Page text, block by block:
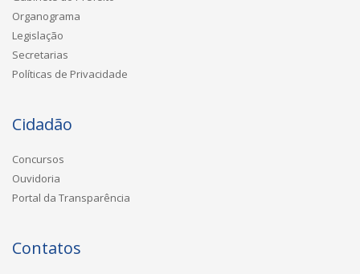
Organograma
Legislação
Secretarias
Políticas de Privacidade
Cidadão
Concursos
Ouvidoria
Portal da Transparência
Contatos